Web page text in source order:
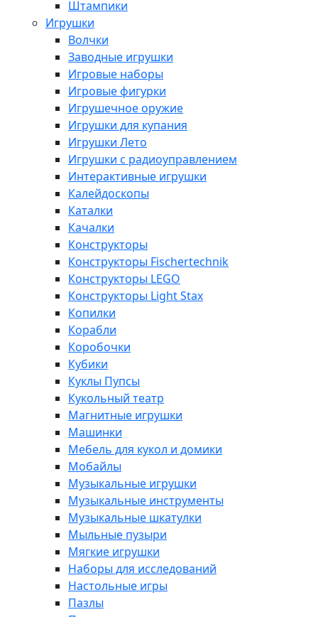
Штампики
Игрушки
Волчки
Заводные игрушки
Игровые наборы
Игровые фигурки
Игрушечное оружие
Игрушки для купания
Игрушки Лето
Игрушки с радиоуправлением
Интерактивные игрушки
Калейдоскопы
Каталки
Качалки
Конструкторы
Конструкторы Fisсhertechnik
Конструкторы LEGO
Конструкторы Light Stax
Копилки
Корабли
Коробочки
Кубики
Куклы Пупсы
Кукольный театр
Магнитные игрушки
Машинки
Мебель для кукол и домики
Мобайлы
Музыкальные игрушки
Музыкальные инструменты
Музыкальные шкатулки
Мыльные пузыри
Мягкие игрушки
Наборы для исследований
Настольные игры
Пазлы